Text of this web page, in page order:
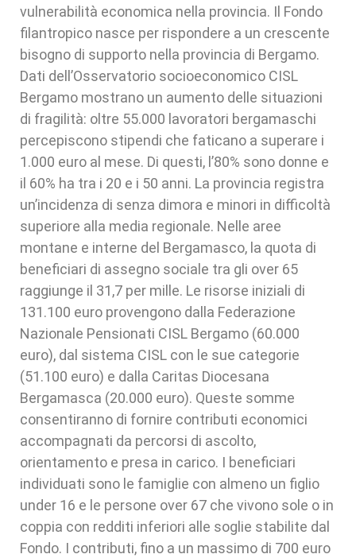
vulnerabilità economica nella provincia. Il Fondo
filantropico nasce per rispondere a un crescente
bisogno di supporto nella provincia di Bergamo.
Dati dell’Osservatorio socioeconomico CISL
Bergamo mostrano un aumento delle situazioni
di fragilità: oltre 55.000 lavoratori bergamaschi
percepiscono stipendi che faticano a superare i
1.000 euro al mese. Di questi, l’80% sono donne e
il 60% ha tra i 20 e i 50 anni. La provincia registra
un’incidenza di senza dimora e minori in difficoltà
superiore alla media regionale. Nelle aree
montane e interne del Bergamasco, la quota di
beneficiari di assegno sociale tra gli over 65
raggiunge il 31,7 per mille. Le risorse iniziali di
131.100 euro provengono dalla Federazione
Nazionale Pensionati CISL Bergamo (60.000
euro), dal sistema CISL con le sue categorie
(51.100 euro) e dalla Caritas Diocesana
Bergamasca (20.000 euro). Queste somme
consentiranno di fornire contributi economici
accompagnati da percorsi di ascolto,
orientamento e presa in carico. I beneficiari
individuati sono le famiglie con almeno un figlio
under 16 e le persone over 67 che vivono sole o in
coppia con redditi inferiori alle soglie stabilite dal
Fondo. I contributi, fino a un massimo di 700 euro